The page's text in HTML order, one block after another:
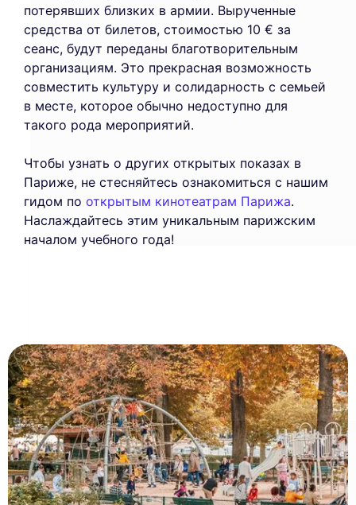
This website uses
cookies
We use cookies and your personal data to
enhance your browsing experience,
потерявших близких в армии. Вырученные
средства от билетов, стоимостью 10 € за
сеанс, будут переданы благотворительным
организациям. Это прекрасная возможность
совместить культуру и солидарность с семьей
в месте, которое обычно недоступно для
такого рода мероприятий.
Чтобы узнать о других открытых показах в
Париже, не стесняйтесь ознакомиться с нашим
гидом по открытым кинотеатрам Парижа.
Наслаждайтесь этим уникальным парижским
началом учебного года!